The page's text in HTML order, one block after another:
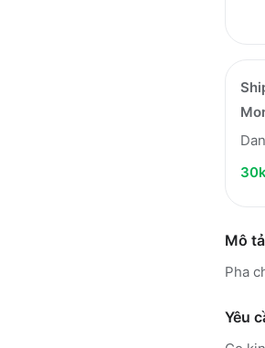
Mô
Pha
Yêu